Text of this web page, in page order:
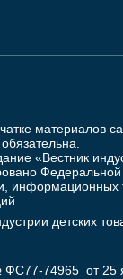
материалов
обязательна.
«Вестник
информационных
детских
74965 от 25